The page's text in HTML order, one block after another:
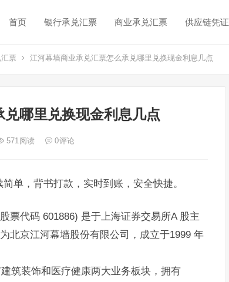
首页 银行承兑汇票 商业承兑汇票 供应链凭证
票 江河幕墙商业承兑汇票怎么承兑哪里兑换现金利息几点
哪里兑换现金利息几点
571阅读 0评论
单，背书打款，实时到账，安全快捷。
票代码 601886) 是于上海证券交易所A 股主
北京江河幕墙股份有限公司，成立于1999 年
筑装饰和医疗健康两大业务板块，拥有